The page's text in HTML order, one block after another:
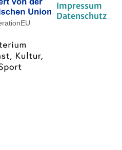
Impressum
Datenschutz